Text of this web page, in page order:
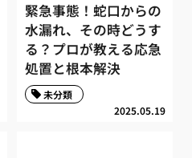
緊急事態！蛇口からの
水漏れ、その時どうす
る？プロが教える応急
処置と根本解決
2025.05.19
未分類